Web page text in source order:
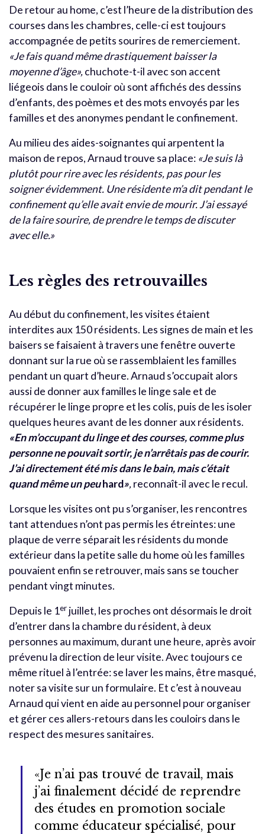
De retour au home, c’est l’heure de la distribution des
courses dans les chambres, celle-ci est toujours
accompagnée de petits sourires de remerciement.
«Je fais quand même drastiquement baisser la
moyenne d’âge»,chuchote-t-il avec son accent
liégeois dans le couloir où sont affichés des dessins
d’enfants, des poèmes et des mots envoyés par les
familles et des anonymes pendant le confinement.
Au milieu des aides-soignantes qui arpentent la
maison de repos, Arnaud trouve sa place: «Je suis là
plutôt pour rire avec les résidents, pas pour les
soigner évidemment. Une résidente m’a dit pendant le
confinement qu’elle avait envie de mourir. J’ai essayé
de la faire sourire, de prendre le temps de discuter
avec elle.»
Les règles des retrouvailles
Au début du confinement, les visites étaient
interdites aux 150 résidents. Les signes de main et les
baisers se faisaient à travers une fenêtre ouverte
donnant sur la rue où se rassemblaient les familles
pendant un quart d’heure. Arnaud s’occupait alors
aussi de donner aux familles le linge sale et de
récupérer le linge propre et les colis, puis de les isoler
quelques heures avant de les donner aux résidents.
«En m’occupant du linge et des courses, comme plus
personne ne pouvait sortir, je n’arrêtais pas de courir.
J’ai directement été mis dans le bain, mais c’était
quand même un peuhard»,reconnaît-il avec le recul.
Lorsque les visites ont pu s’organiser, les rencontres
tant attendues n’ont pas permis les étreintes: une
plaque de verre séparait les résidents du monde
extérieur dans la petite salle du home où les familles
pouvaient enfin se retrouver, mais sans se toucher
pendant vingt minutes.
Depuis le 1er juillet, les proches ont désormais le droit
d’entrer dans la chambre du résident, à deux
personnes au maximum, durant une heure, après avoir
prévenu la direction de leur visite. Avec toujours ce
même rituel à l’entrée: se laver les mains, être masqué,
noter sa visite sur un formulaire. Et c’est à nouveau
Arnaud qui vient en aide au personnel pour organiser
et gérer ces allers-retours dans les couloirs dans le
respect des mesures sanitaires.
«Je n’ai pas trouvé de travail, mais
j’ai finalement décidé de reprendre
des études en promotion sociale
comme éducateur spécialisé, pour